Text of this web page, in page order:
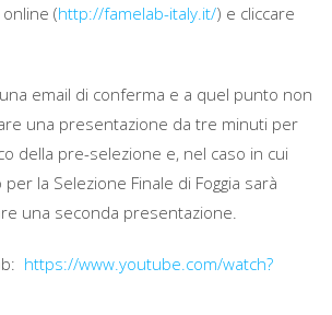
(http://famelab-italy.it/) e cliccare
email di conferma e a quel punto non
una presentazione da tre minuti per
della pre-selezione e, nel caso in cui
la Selezione Finale di Foggia sarà
una seconda presentazione.
https://www.youtube.com/watch?